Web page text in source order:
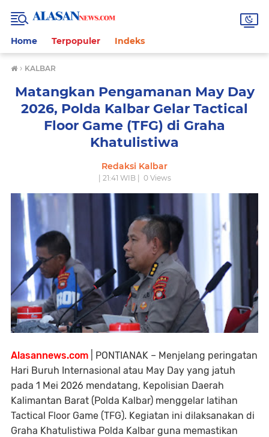
Home Terpopuler Indeks
› KALBAR
Matangkan Pengamanan May Day
2026, Polda Kalbar Gelar Tactical
Floor Game (TFG) di Graha
Khatulistiwa
Redaksi Kalbar
| 21:41 WIB | 0Views
Alasannews.com | PONTIANAK – Menjelang peringatan
Hari Buruh Internasional atau May Day yang jatuh
pada 1 Mei 2026 mendatang, Kepolisian Daerah
Kalimantan Barat (Polda Kalbar) menggelar latihan
Tactical Floor Game (TFG). Kegiatan ini dilaksanakan di
Graha Khatulistiwa Polda Kalbar guna memastikan